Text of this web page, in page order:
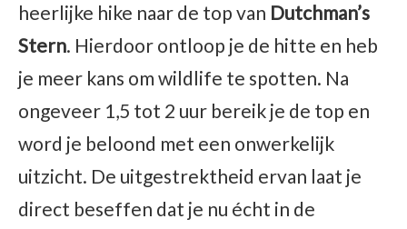
heerlijke hike naar de top van Dutchman’s
Stern. Hierdoor ontloop je de hitte en heb
je meer kans om wildlife te spotten. Na
ongeveer 1,5 tot 2 uur bereik je de top en
word je beloond met een onwerkelijk
uitzicht. De uitgestrektheid ervan laat je
direct beseffen dat je nu écht in de